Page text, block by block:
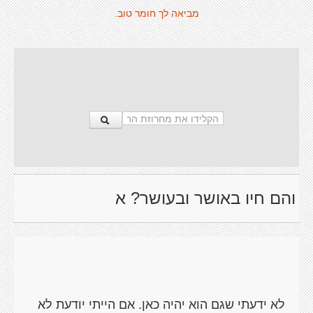
מביאה לך חומר טוב.
והם חיו באושר ובעושר? א
לא ידעתי שגם הוא יהיה כאן. אם הייתי יודעת לא